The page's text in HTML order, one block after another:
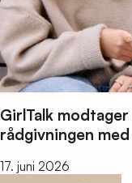
GirlTalk
rådgivningen med
17. juni 2026